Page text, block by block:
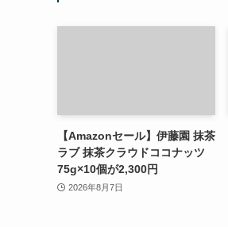
【Amazonセール】伊藤園 抹茶
ラブ 抹茶クラウドココナッツ
75g×10個が2,300円
2026年8月7日